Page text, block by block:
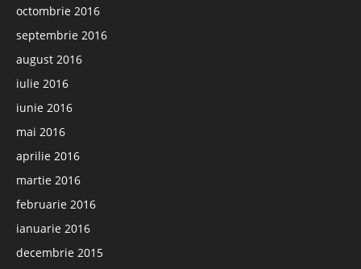
octombrie 2016
septembrie 2016
august 2016
iulie 2016
iunie 2016
mai 2016
aprilie 2016
martie 2016
februarie 2016
ianuarie 2016
decembrie 2015